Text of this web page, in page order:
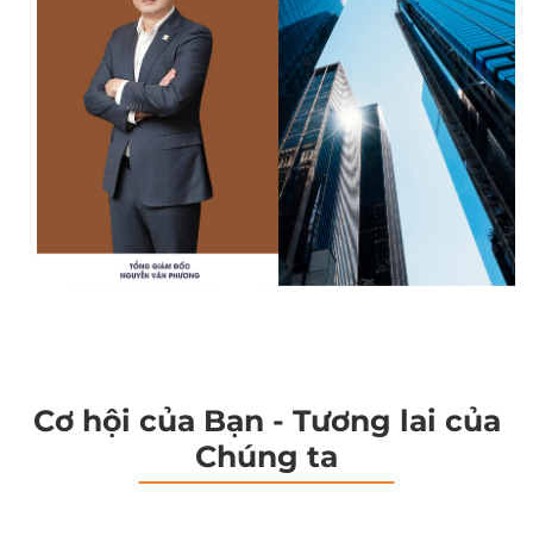
Cơ hội của Bạn - Tương lai của
Chúng ta